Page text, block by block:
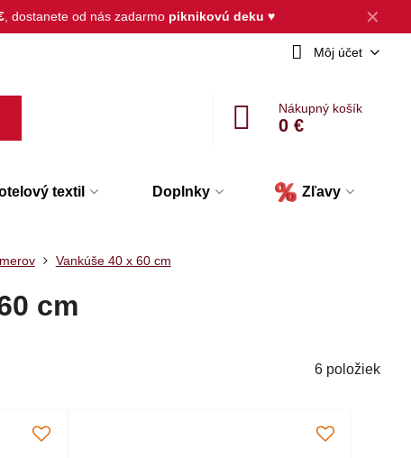
✕
, dostanete od nás zadarmo piknikovú deku♥
Môj účet
Nákupný košík
0 €
textil Doplnky Zľavy
Vankúše 40 x 60 cm
cm
6 položiek